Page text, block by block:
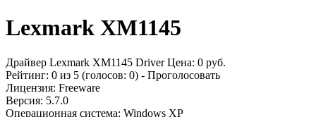
Lexmark XM1145
Драйвер Lexmark XM1145 Driver Цена: 0 руб.
Рейтинг: 0 из 5 (голосов: 0) - Проголосовать
Лицензия: Freeware
Версия: 5.7.0
Операционная система: Windows XP